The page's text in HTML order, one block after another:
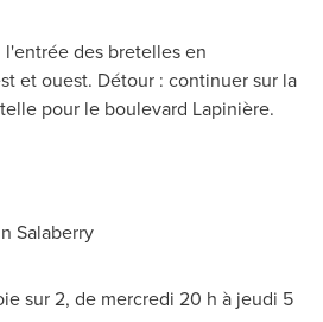
des bretelles en
et ouest. Détour : continuer sur la
pour le boulevard Lapinière.
Salaberry
sur 2, de mercredi 20 h à jeudi 5